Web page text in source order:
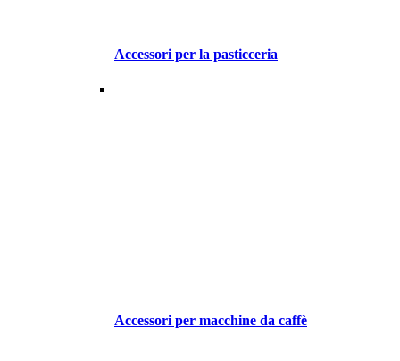
Accessori per la pasticceria
Accessori per macchine da caffè